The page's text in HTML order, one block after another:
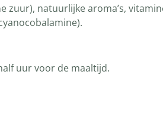
zuur), natuurlijke aroma’s,
uur voor de maaltijd.